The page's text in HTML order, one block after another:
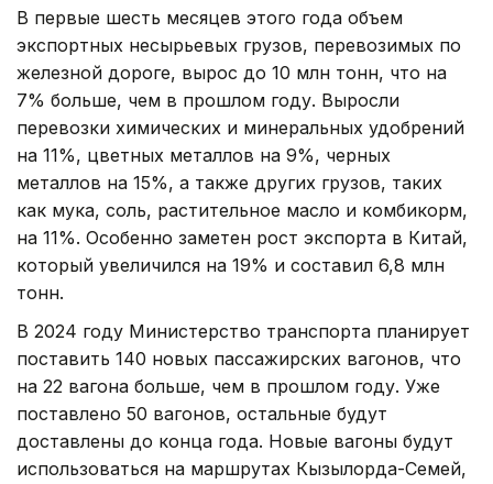
В первые шесть месяцев этого года объем
экспортных несырьевых грузов, перевозимых по
железной дороге, вырос до 10 млн тонн, что на
7% больше, чем в прошлом году. Выросли
перевозки химических и минеральных удобрений
на 11%, цветных металлов на 9%, черных
металлов на 15%, а также других грузов, таких
как мука, соль, растительное масло и комбикорм,
на 11%. Особенно заметен рост экспорта в Китай,
который увеличился на 19% и составил 6,8 млн
тонн.
В 2024 году Министерство транспорта планирует
поставить 140 новых пассажирских вагонов, что
на 22 вагона больше, чем в прошлом году. Уже
поставлено 50 вагонов, остальные будут
доставлены до конца года. Новые вагоны будут
использоваться на маршрутах Кызылорда-Семей,